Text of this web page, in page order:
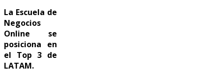
La Escuela de
Negocios
Online se
posiciona en
el Top 3 de
LATAM.